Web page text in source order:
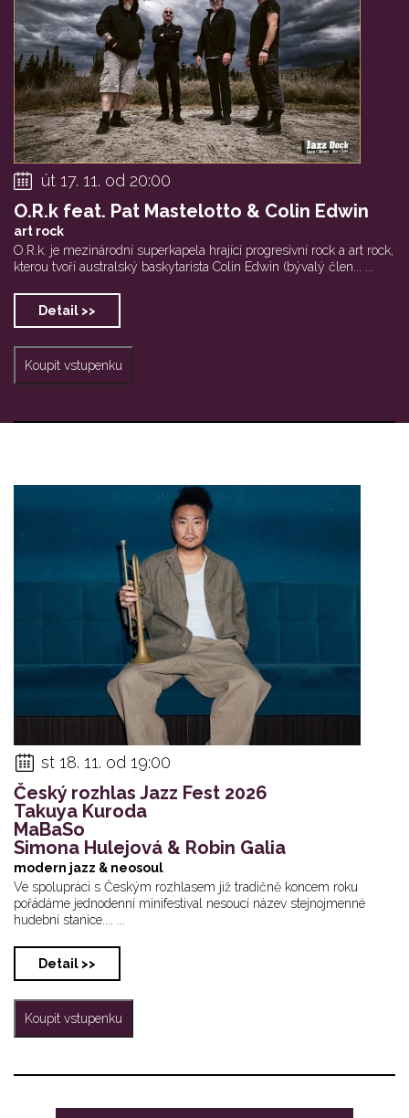
út 17. 11. od 20:00
O.R.k feat. Pat Mastelotto & Colin Edwin
art rock
O.R.k. je mezinárodní superkapela hrající progresivní rock a art rock,
kterou tvoří australský baskytarista Colin Edwin (bývalý člen... ...
Detail >>
Koupit vstupenku
st 18. 11. od 19:00
Český rozhlas Jazz Fest 2026
Takuya Kuroda
MaBaSo
Simona Hulejová & Robin Galia
modern jazz & neosoul
Ve spolupráci s Českým rozhlasem již tradičně koncem roku
pořádáme jednodenní minifestival nesoucí název stejnojmenné
hudební stanice.... ...
Detail >>
Koupit vstupenku